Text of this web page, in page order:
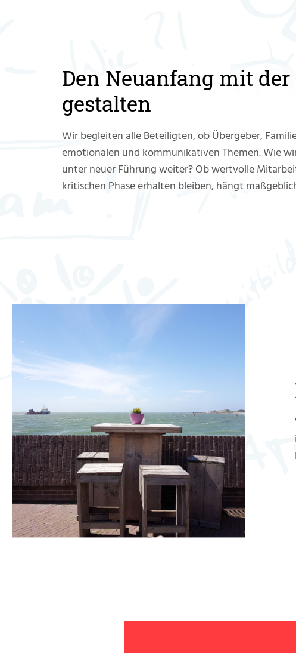
Den Neuanfang mit
gestalten
Wir begleiten alle Beteiligten, ob Übergeber,
emotionalen und kommunikativen Themen. Wie
unter neuer Führung weiter? Ob wertvolle
kritischen Phase erhalten bleiben, hängt